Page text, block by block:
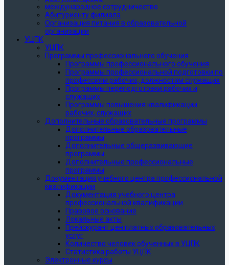
международное сотрудничество
Абитуриенту филиала
Организация питания в образовательной
организации
УЦПК
УЦПК
Программы профессионального обучения
Программы профессионального обучения
Программы профессиональной подготовки по
профессиям рабочих, должностям служащих
Программы переподготовки рабочих и
служащих
Программы повышения квалификации
рабочих, служащих
Дополнительные образовательные программы
Дополнительные образовательные
программы
Дополнительные общеразвивающие
программы
Дополнительные профессиональные
программы
Документация учебного центра профессиональной
квалификации
Документация учебного центра
профессиональной квалификации
Правовое основание
Локальные акты
Прейскурант цен платных образовательных
услуг
Количество человек обученных в УЦПК
Статистика работы УЦПК
Электронные курсы